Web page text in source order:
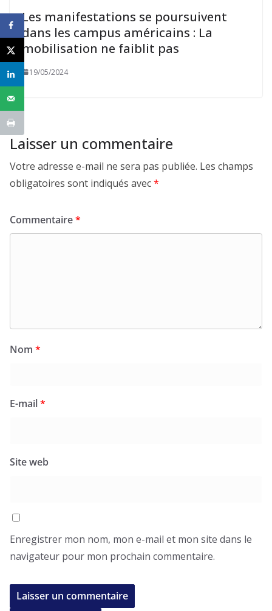
Les manifestations se poursuivent
dans les campus américains : La
mobilisation ne faiblit pas
19/05/2024
Laisser un commentaire
Votre adresse e-mail ne sera pas publiée. Les champs
obligatoires sont indiqués avec*
Commentaire*
Nom *
E-mail*
Site web
Enregistrer mon nom, mon e-mail et mon site dans le
navigateur pour mon prochain commentaire.